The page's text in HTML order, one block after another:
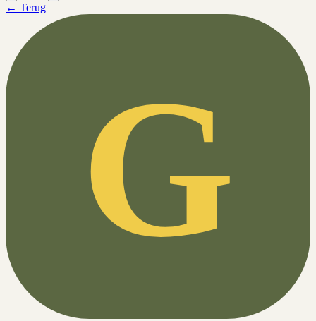
← Terug
G